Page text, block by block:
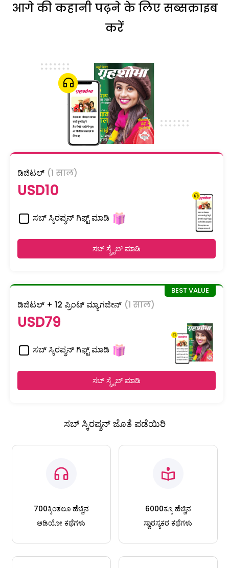
आगे की कहानी पढ़ने के लिए सब्सक्राइब
करें
ಡಿಜಿಟಲ್ (1 साल)
USD10
ಸಬ್ ಸ್ಕಿರಪ್ಶನ್ ಗಿಫ್ಟ್ ಮಾಡಿ
ಸಬ್ ಸ್ಕ್ರೈಬ್ ಮಾಡಿ
ಡಿಜಿಟಲ್ + 12 ಪ್ರಿಂಟ್ ಮ್ಯಾಗಜೀನ್ (1 साल)
USD79
ಸಬ್ ಸ್ಕಿರಪ್ಶನ್ ಗಿಫ್ಟ್ ಮಾಡಿ
ಸಬ್ ಸ್ಕ್ರೈಬ್ ಮಾಡಿ
ಸಬ್ ಸ್ಕಿರಪ್ಶನ್ ಜೊತೆ ಪಡೆಯಿರಿ
700ಕ್ಕಿಂತಲೂ ಹೆಚ್ಚಿನ
ಆಡಿಯೋ ಕಥೆಗಳು
6000ಕ್ಕೂ ಹೆಚ್ಚಿನ
ಸ್ವಾರಸ್ಯಕರ ಕಥೆಗಳು